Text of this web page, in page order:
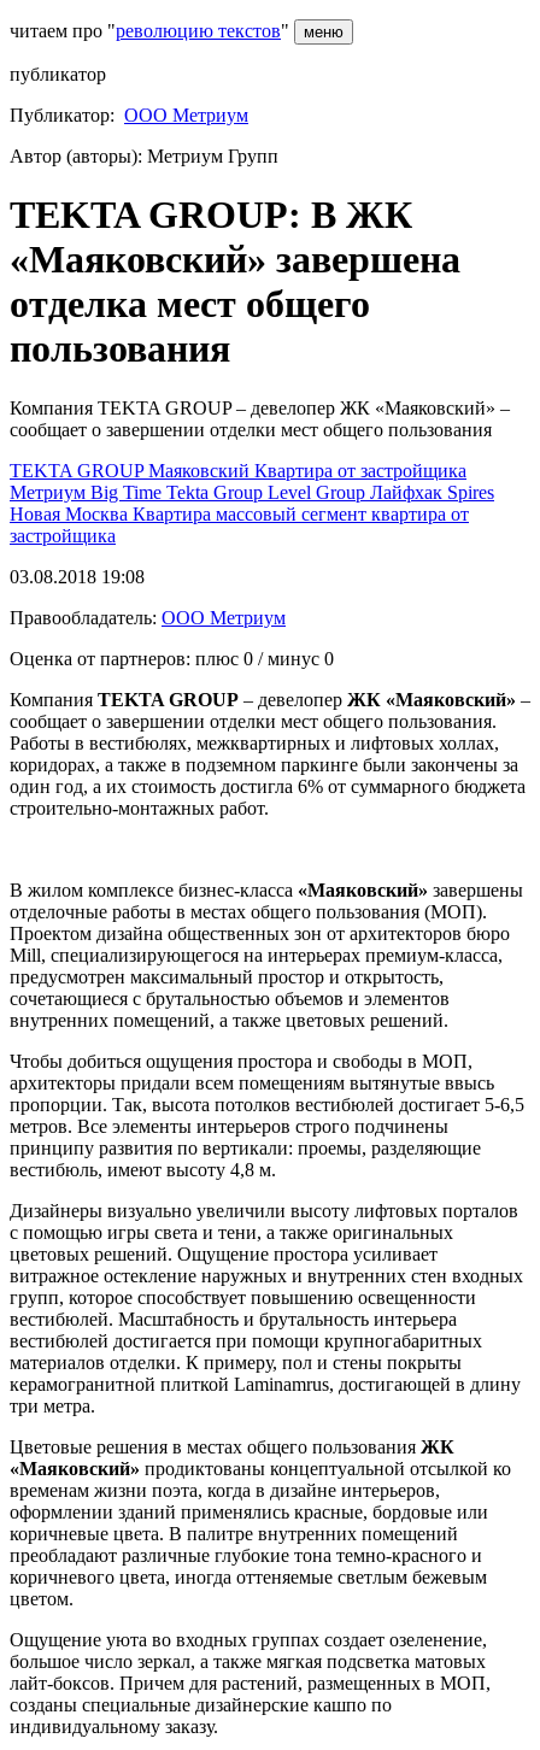
читаем про "революцию текстов" меню
публикатор
Публикатор: ООО Метриум
Автор (авторы): Метриум Групп
TEKTA GROUP: В ЖК
«Маяковский» завершена
отделка мест общего
пользования
Компания TEKTA GROUP – девелопер ЖК «Маяковский» –
сообщает о завершении отделки мест общего пользования
TEKTA GROUPМаяковский Квартира от застройщика
Метриум Big Time Tekta Group Level Group Лайфхак Spires
Новая Москва Квартира массовый сегмент квартира от
застройщика
03.08.2018 19:08
Правообладатель: ООО Метриум
Оценка от партнеров: плюс 0 / минус 0
Компания TEKTA GROUP – девелопер ЖК «Маяковский» –
сообщает о завершении отделки мест общего пользования.
Работы в вестибюлях, межквартирных и лифтовых холлах,
коридорах, а также в подземном паркинге были закончены за
один год, а их стоимость достигла 6% от суммарного бюджета
строительно-монтажных работ.
В жилом комплексе бизнес-класса «Маяковский» завершены
отделочные работы в местах общего пользования (МОП).
Проектом дизайна общественных зон от архитекторов бюро
Mill, специализирующегося на интерьерах премиум-класса,
предусмотрен максимальный простор и открытость,
сочетающиеся с брутальностью объемов и элементов
внутренних помещений, а также цветовых решений.
Чтобы добиться ощущения простора и свободы в МОП,
архитекторы придали всем помещениям вытянутые ввысь
пропорции. Так, высота потолков вестибюлей достигает 5-6,5
метров. Все элементы интерьеров строго подчинены
принципу развития по вертикали: проемы, разделяющие
вестибюль, имеют высоту 4,8 м.
Дизайнеры визуально увеличили высоту лифтовых порталов
с помощью игры света и тени, а также оригинальных
цветовых решений. Ощущение простора усиливает
витражное остекление наружных и внутренних стен входных
групп, которое способствует повышению освещенности
вестибюлей. Масштабность и брутальность интерьера
вестибюлей достигается при помощи крупногабаритных
материалов отделки. К примеру, пол и стены покрыты
керамогранитной плиткой Laminamrus, достигающей в длину
три метра.
Цветовые решения в местах общего пользования ЖК
«Маяковский» продиктованы концептуальной отсылкой ко
временам жизни поэта, когда в дизайне интерьеров,
оформлении зданий применялись красные, бордовые или
коричневые цвета. В палитре внутренних помещений
преобладают различные глубокие тона темно-красного и
коричневого цвета, иногда оттеняемые светлым бежевым
цветом.
Ощущение уюта во входных группах создает озеленение,
большое число зеркал, а также мягкая подсветка матовых
лайт-боксов. Причем для растений, размещенных в МОП,
созданы специальные дизайнерские кашпо по
индивидуальному заказу.